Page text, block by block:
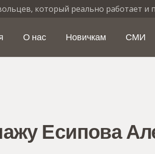
который реально работает и
О нас Новичкам СМИ
Есипова